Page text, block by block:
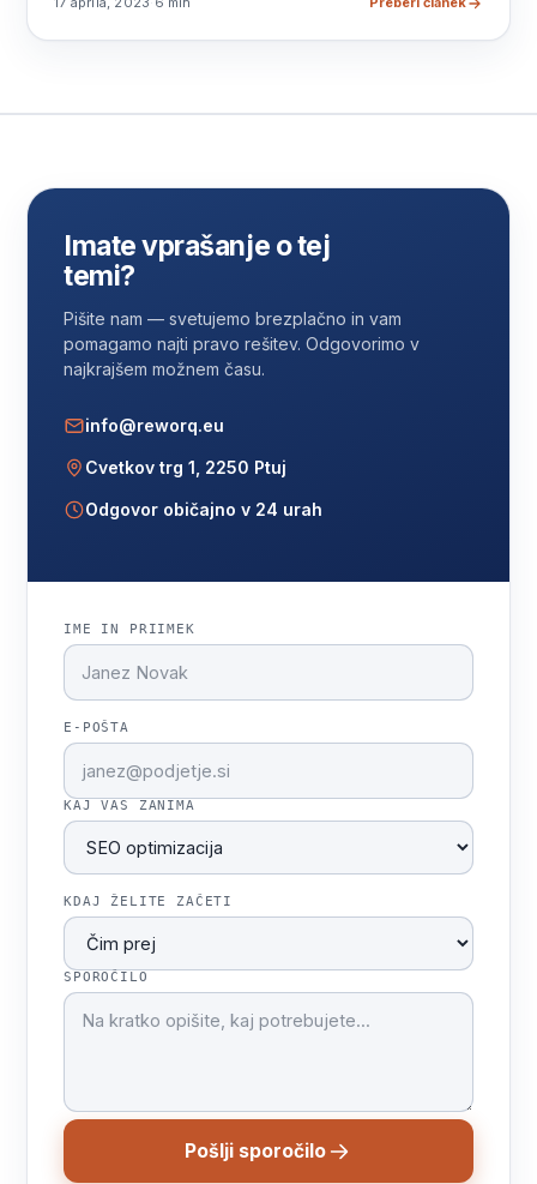
Imate vprašanje o tej
temi?
Pišite nam — svetujemo brezplačno in vam
pomagamo najti pravo rešitev. Odgovorimo v
najkrajšem možnem času.
info@reworq.eu
Cvetkov trg 1, 2250 Ptuj
Odgovor običajno v 24 urah
IME IN PRIIMEK
E-POŠTA
KAJ VAS ZANIMA
KDAJ ŽELITE ZAČETI
SPOROČILO
Pošlji sporočilo